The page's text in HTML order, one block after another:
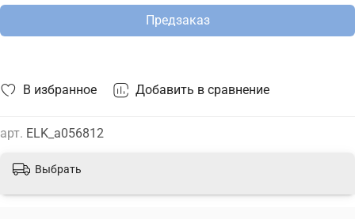
В избранное Добавить в сравнение
арт. ELK_a056812
Предзаказ
Выбрать